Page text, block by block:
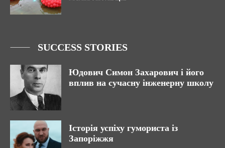
SUCCESS STORIES
Юдович Симон Захарович і його
вплив на сучасну інженерну школу
Історія успіху гумориста із
Запоріжжя